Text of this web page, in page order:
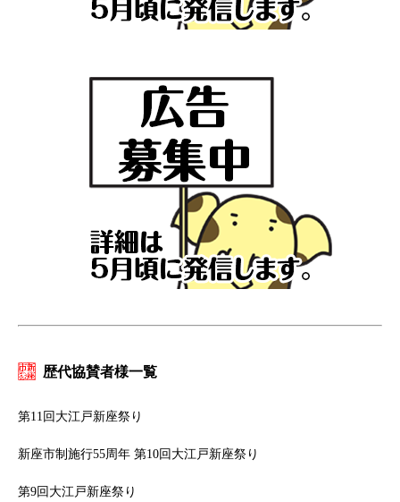
歴代協賛者様一覧
第11回大江戸新座祭り
新座市制施行55周年 第10回大江戸新座祭り
第9回大江戸新座祭り